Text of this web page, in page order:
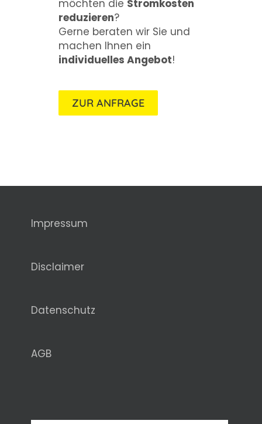
möchten die Stromkosten
reduzieren?
Gerne beraten wir Sie und
machen Ihnen ein
individuelles Angebot!
ZUR ANFRAGE
Impressum
Disclaimer
Datenschutz
AGB